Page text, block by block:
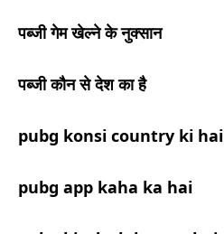
पब्जी गेम खेल्ने के नुक्सान
पब्जी कौन से देश का है
pubg konsi country ki hai
pubg app kaha ka hai